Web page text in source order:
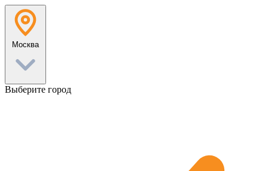
Перейти
содержанию
Москва
Выберите город